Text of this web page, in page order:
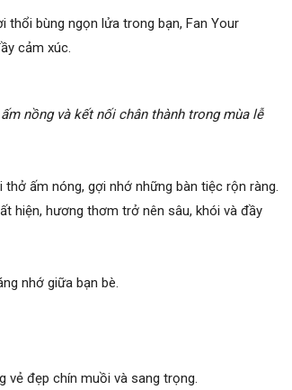
thổi bùng ngọn lửa trong bạn, Fan Your
cảm xúc.
nồng và kết nối chân thành trong mùa lễ
ấm nóng, gợi nhớ những bàn tiệc rộn ràng.
hiện, hương thơm trở nên sâu, khói và đầy
nhớ giữa bạn bè.
vẻ đẹp chín muồi và sang trọng.